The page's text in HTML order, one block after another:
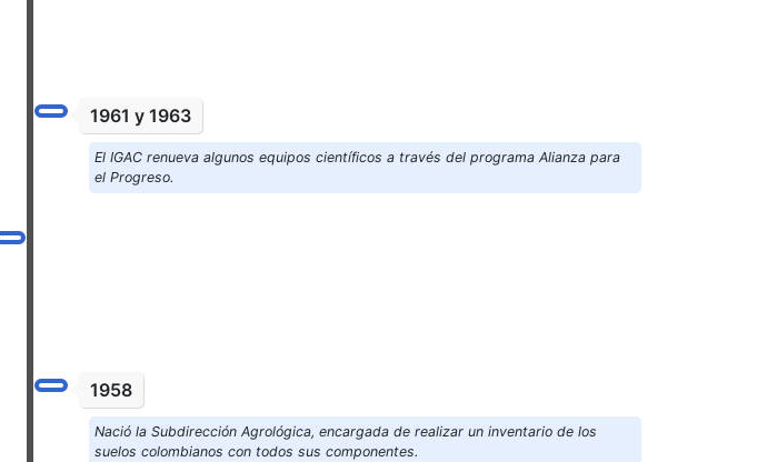
1961 y 1963
El IGAC renueva algunos equipos científicos a través del programa Alianza para
el Progreso.
1958
Nació la Subdirección Agrológica, encargada de realizar un inventario de los
suelos colombianos con todos sus componentes.